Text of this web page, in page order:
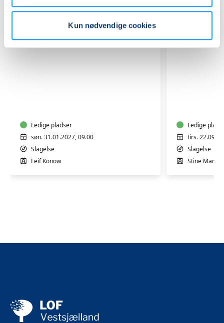
Kun nødvendige cookies
hjertestop,
4
timer
-
Ledige pladser
søn. 31.01.2027, 09.00
Slagelse
Leif Konow
-
Ledige
tirs.
Slagelse
Stine Marie